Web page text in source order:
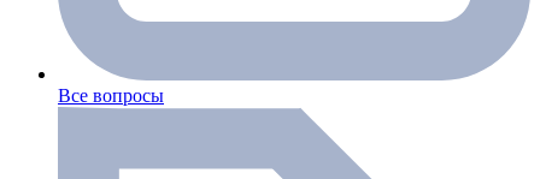
Все вопросы